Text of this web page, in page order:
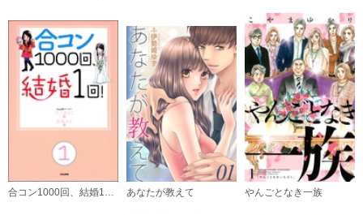
購入する
（8）
必要ポイント：200
購入する
（9）
必要ポイント： 200
購入する
合コン1000回、結婚1回！（分冊版） あなたが教えて やんごとなき一族